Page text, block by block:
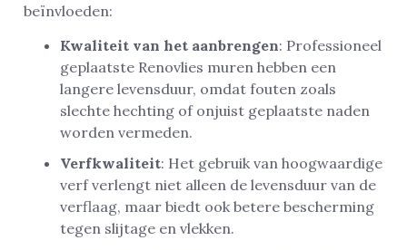
beïnvloeden:
Kwaliteit van het aanbrengen: Professioneel
geplaatste Renovlies muren hebben een
langere levensduur, omdat fouten zoals
slechte hechting of onjuist geplaatste naden
worden vermeden.
Verfkwaliteit: Het gebruik van hoogwaardige
verf verlengt niet alleen de levensduur van de
verflaag, maar biedt ook betere bescherming
tegen slijtage en vlekken.